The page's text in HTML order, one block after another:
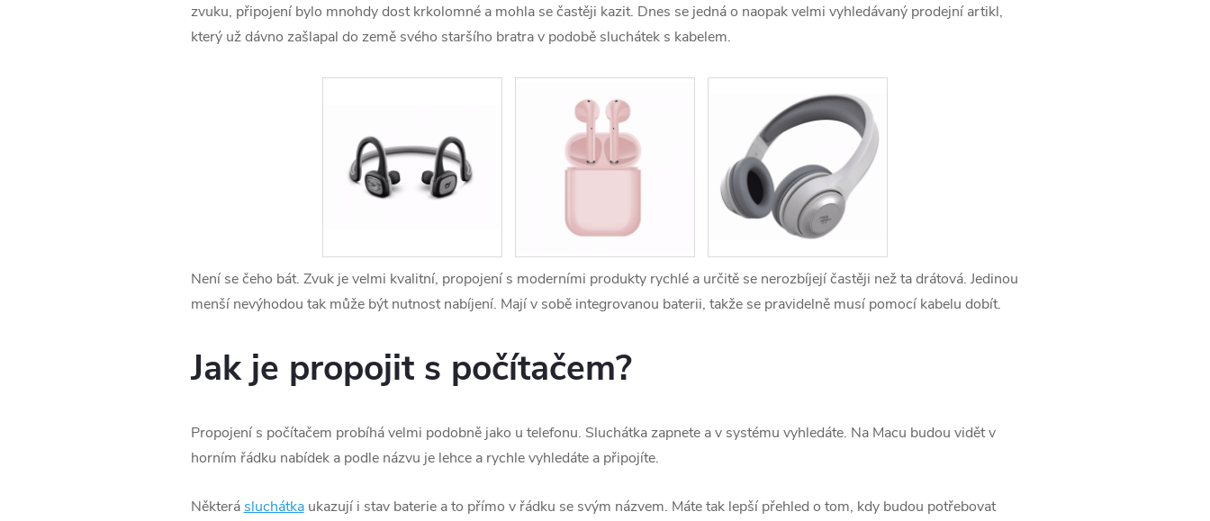
zvuku, připojení bylo mnohdy dost krkolomné a mohla se častěji kazit. Dnes se jedná o naopak velmi vyhledávaný prodejní artikl,
který už dávno zašlapal do země svého staršího bratra v podobě sluchátek s kabelem.
Není se čeho bát. Zvuk je velmi kvalitní, propojení s moderními produkty rychlé a určitě se nerozbíjejí častěji než ta drátová. Jedinou
menší nevýhodou tak může být nutnost nabíjení. Mají v sobě integrovanou baterii, takže se pravidelně musí pomocí kabelu dobít.
Jak je propojit s počítačem?
Propojení s počítačem probíhá velmi podobně jako u telefonu. Sluchátka zapnete a v systému vyhledáte. Na Macu budou vidět v
horním řádku nabídek a podle názvu je lehce a rychle vyhledáte a připojíte.
Některá sluchátkaukazují i stav baterie a to přímo v řádku se svým názvem. Máte tak lepší přehled o tom, kdy budou potřebovat